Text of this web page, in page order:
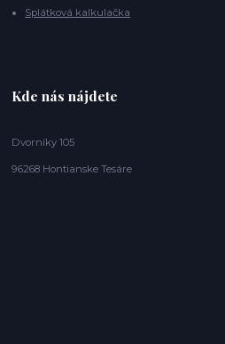
Splátková kalkulačka
Kde nás nájdete
Dvorníky 105
96268 Hontianske Tesáre